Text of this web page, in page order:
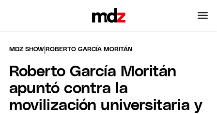
MDZ SHOW |ROBERTO GARCÍA MORITÁN
Roberto García Moritán
apuntó contra la
movilización universitaria y